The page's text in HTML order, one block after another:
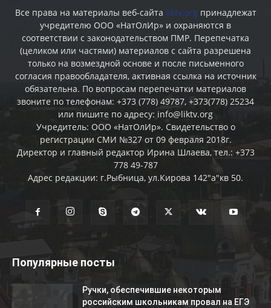
Все права на материалы веб-сайта liktv.org принадлежат
учредителю ООО «НатОлИр» и охраняются в
соответствии с законодательством ПМР. Перепечатка
(целиком или частями) материалов c сайта разрешена
только на возмездной основе и после письменного
согласия правообладателя, активная ссылка на источник
обязательна. По вопросам перепечатки материалов
звоните по телефонам: +373 (778) 49787, +373(778) 25234
или пишите по адресу: info@liktv.org
Учредитель: ООО «НатОлИр». Свидетельство о
регистрации СМИ №327 от 09 февраля 2018г.
Директор и главный редактор Ирина Шлаева, тел.: +373
778 49-787
Адрес редакции: г.Рыбница, ул.Кирова 142"а"кв 50.
Популярные посты
Ручки, обеспечившие некоторым
российским школьникам провал на ЕГЭ